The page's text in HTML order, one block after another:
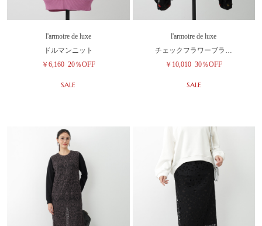
l'armoire de luxe
ドルマンニット
￥6,160 20％OFF
SALE
l'armoire de luxe
チェックフラワーブラ…
￥10,010 30％OFF
SALE